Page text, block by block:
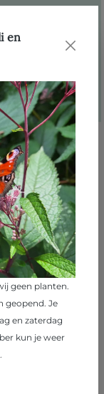
en
geen planten.
geopend. Je
en zaterdag
kun je weer